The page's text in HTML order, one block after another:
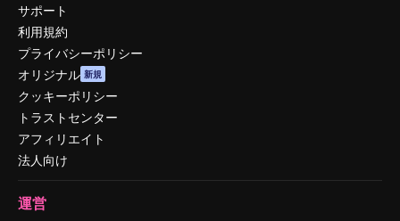
サポート
利用規約
プライバシーポリシー
オリジナル 新規
クッキーポリシー
トラストセンター
アフィリエイト
法人向け
運営